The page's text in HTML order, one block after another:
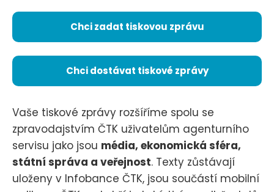
Chci zadat tiskovou zprávu
Chci dostávat tiskové zprávy
Vaše tiskové zprávy rozšíříme spolu se
zpravodajstvím ČTK uživatelům agenturního
servisu jako jsou média, ekonomická sféra,
státní správa a veřejnost. Texty zůstávají
uloženy v Infobance ČTK, jsou součástí mobilní